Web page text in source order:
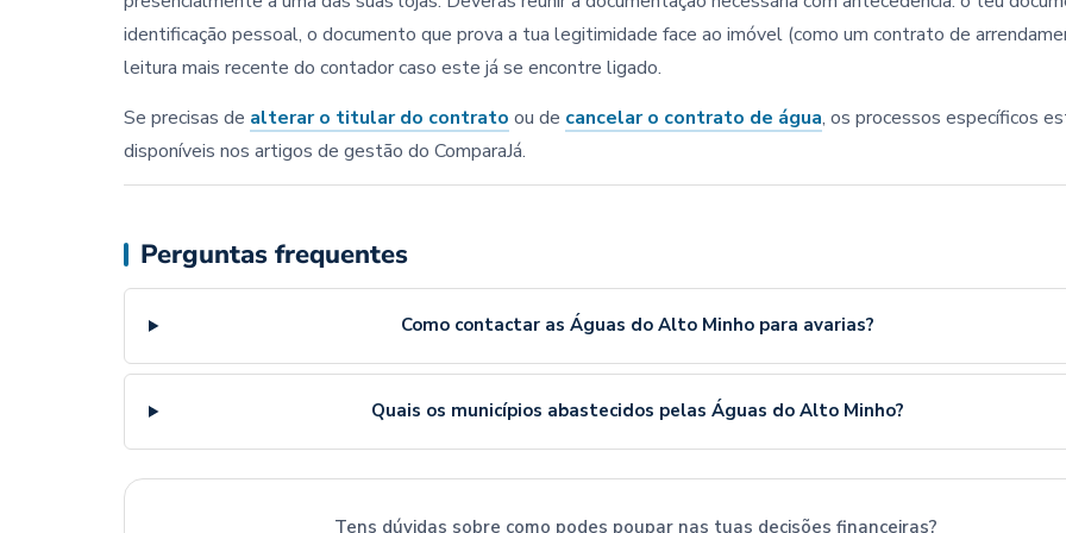
identificação pessoal, o documento que prova a tua legitimidade face ao imóvel (como um contrato de
leitura mais recente do contador caso este já se encontre ligado.
Se precisas de alterar o titular do contrato ou de cancelar o contrato de água, os processos específicos
disponíveis nos artigos de gestão do ComparaJá.
Perguntas frequentes
Como contactar as Águas do Alto Minho para avarias?
Quais os municípios abastecidos pelas Águas do Alto Minho?
Tens dúvidas sobre como podes poupar nas tuas decisões financeiras?